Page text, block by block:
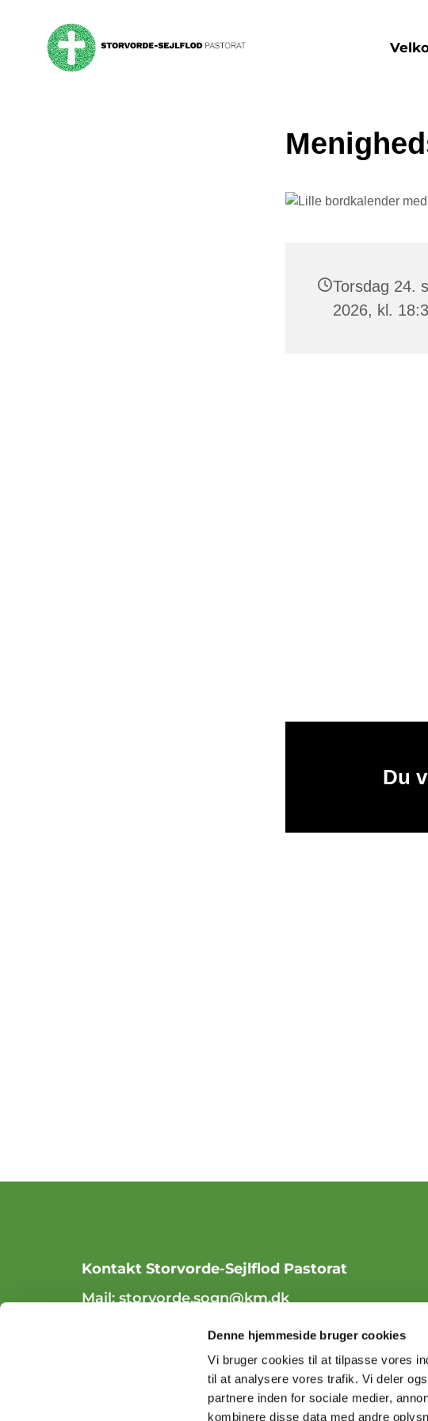
Denne hjemmeside bruger cookies
Vi bruger cookies til at tilpasse vores
til at analysere vores trafik. Vi deler
partnere inden for sociale medier,
kombinere disse data med andre
Torsdag 24.
2026, kl.
Du
Kontakt Storvorde-Sejlflod Pastorat
Mail:storvorde.sogn@km.dk